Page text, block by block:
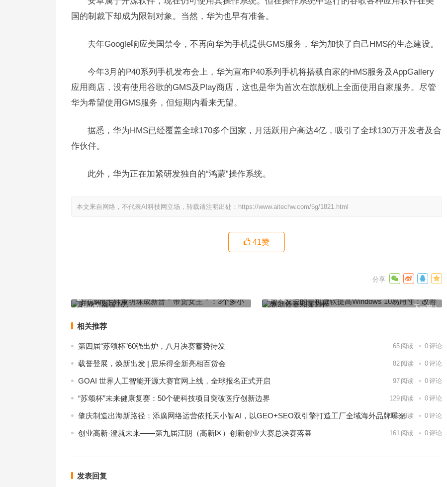
国的制裁下却成为限制对象。当然，华为也早有准备。
去年Google响应美国禁令，不再向华为手机提供GMS服务，华为加快了自己HMS的生态建设。
今年3月的P40系列手机发布会上，华为宣布P40系列手机将搭载自家的HMS服务及AppGallery
应用商店，没有使用谷歌的GMS及Play商店，这也是华为首次在旗舰机上全面使用自家服务。尽管
华为希望使用GMS服务，但短期内看来无望。
据悉，华为HMS已经覆盖全球170多个国家，月活跃用户高达4亿，吸引了全球130万开发者及合
作伙伴。
此外，华为正在加紧研发独自的“鸿蒙”操作系统。
本文来自网络，不代表AI科技网立场，转载请注明出处： https://www.aitechw.com/5g/1821.html
41赞
上一篇
破7亿
下一篇
量和兼容性
相关推荐
第四届“苏颂杯”60强出炉，八月决赛蓄势待发 65 阅读 0评论
载誉登展，焕新出发 | 思乐得全新亮相百货会 82 阅读 0评论
GOAI 世界人工智能开源大赛官网上线，全球报名正式开启 97 阅读 0评论
“苏颂杯”未来健康复赛：50个硬科技项目突破医疗创新边界 129 阅读 0评论
肇庆制造出海新路径：添廣网络运营依托天小智AI，以GEO+SEO双引擎打造工厂全域海外品牌曝光
146阅读 0评论
创业高新·澄就未来——第九届江阴（高新区）创新创业大赛总决赛落幕 161 阅读 0评论
发表回复